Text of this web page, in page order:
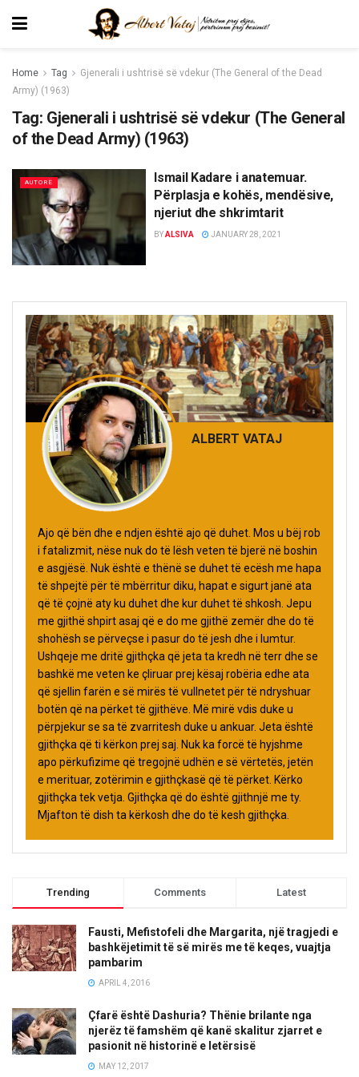
Home Tag
Gjenerali i ushtrisë së vdekur (The General of the Dead
Army) (1963)
Tag: Gjenerali i ushtrisë së vdekur (The General
of the Dead Army) (1963)
AUTORË
Ismail Kadare i anatemuar.
Përplasja e kohës, mendësive,
njeriut dhe shkrimtarit
BYALSIVA JANUARY 28, 2021
ALBERT VATAJ
Ajo që bën dhe e ndjen është ajo që duhet. Mos u bëj rob
i fatalizmit, nëse nuk do të lësh veten të bjerë në boshin
e asgjësë. Nuk është e thënë se duhet të ecësh me hapa
të shpejtë për të mbërritur diku, hapat e sigurt janë ata
që të çojnë aty ku duhet dhe kur duhet të shkosh. Jepu
me gjithë shpirt asaj që e do me gjithë zemër dhe do të
shohësh se përveçse i pasur do të jesh dhe i lumtur.
Ushqeje me dritë gjithçka që jeta ta kredh në terr dhe se
bashkë me veten ke çliruar prej kësaj robëria edhe ata
që sjellin farën e së mirës të vullnetet për të ndryshuar
botën që na përket të gjithëve. Më mirë vdis duke u
përpjekur se sa të zvarritesh duke u ankuar. Jeta është
gjithçka që ti kërkon prej saj. Nuk ka forcë të hyjshme
apo përkufizime që tregojnë udhën e së vërtetës, jetën
e merituar, zotërimin e gjithçkasë që të përket. Kërko
gjithçka tek vetja. Gjithçka që do është gjithnjë me ty.
Mjafton të dish ta kërkosh dhe do të kesh gjithçka.
Trending Comments Latest
Fausti, Mefistofeli dhe Margarita, një tragjedi e
bashkëjetimit të së mirës me të keqes, vuajtja
pambarim
APRIL 4, 2016
Çfarë është Dashuria? Thënie brilante nga
njerëz të famshëm që kanë skalitur zjarret e
pasionit në historinë e letërsisë
MAY 12, 2017